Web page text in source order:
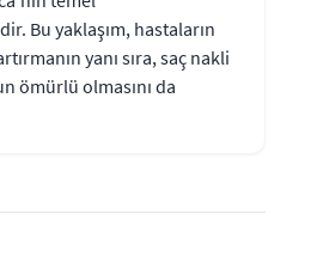
Bu yaklaşım, hastaların
yanı sıra, saç nakli
ömürlü olmasını da